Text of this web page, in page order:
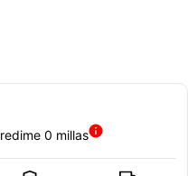
0 millas